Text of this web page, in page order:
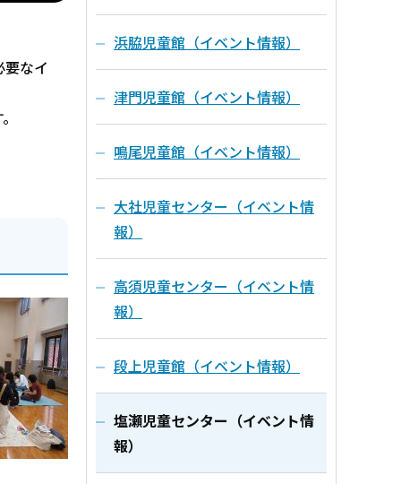
なイ
浜脇児童館（イベント情報）
津門児童館（イベント情報）
鳴尾児童館（イベント情報）
大社児童センター（イベント情
報）
高須児童センター（イベント情
報）
段上児童館（イベント情報）
塩瀬児童センター（イベント情
報）